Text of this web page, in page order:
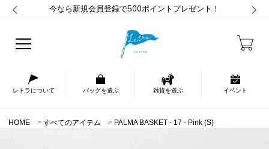
今なら新規会員登録で500ポイントプレゼント！
レトラについて バッグを選ぶ 雑貨を選ぶ イベント
HOME すべてのアイテム PALMA BASKET - 17 - Pink (S)